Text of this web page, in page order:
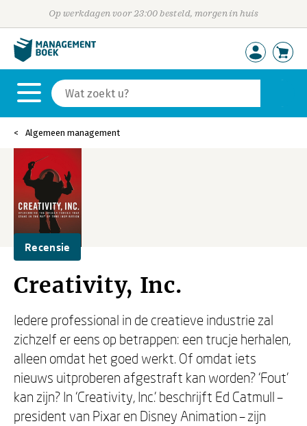
Op werkdagen voor 23:00 besteld, morgen in huis
Algemeen management
Recensie
Creativity, Inc.
Iedere professional in de creatieve industrie zal
zichzelf er eens op betrappen: een trucje herhalen,
alleen omdat het goed werkt. Of omdat iets
nieuws uitproberen afgestraft kan worden? ‘Fout’
kan zijn? In ‘Creativity, Inc.’ beschrijft Ed Catmull –
president van Pixar en Disney Animation – zijn